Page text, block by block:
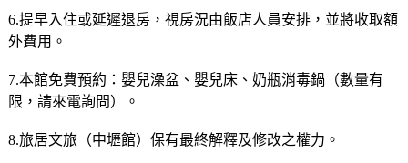
6.提早入住或延遲退房，視房況由飯店人員安排，並將收取額
外費用。
7.本館免費預約：嬰兒澡盆、嬰兒床、奶瓶消毒鍋（數量有
限，請來電詢問）。
8.旅居文旅（中壢館）保有最終解釋及修改之權力。